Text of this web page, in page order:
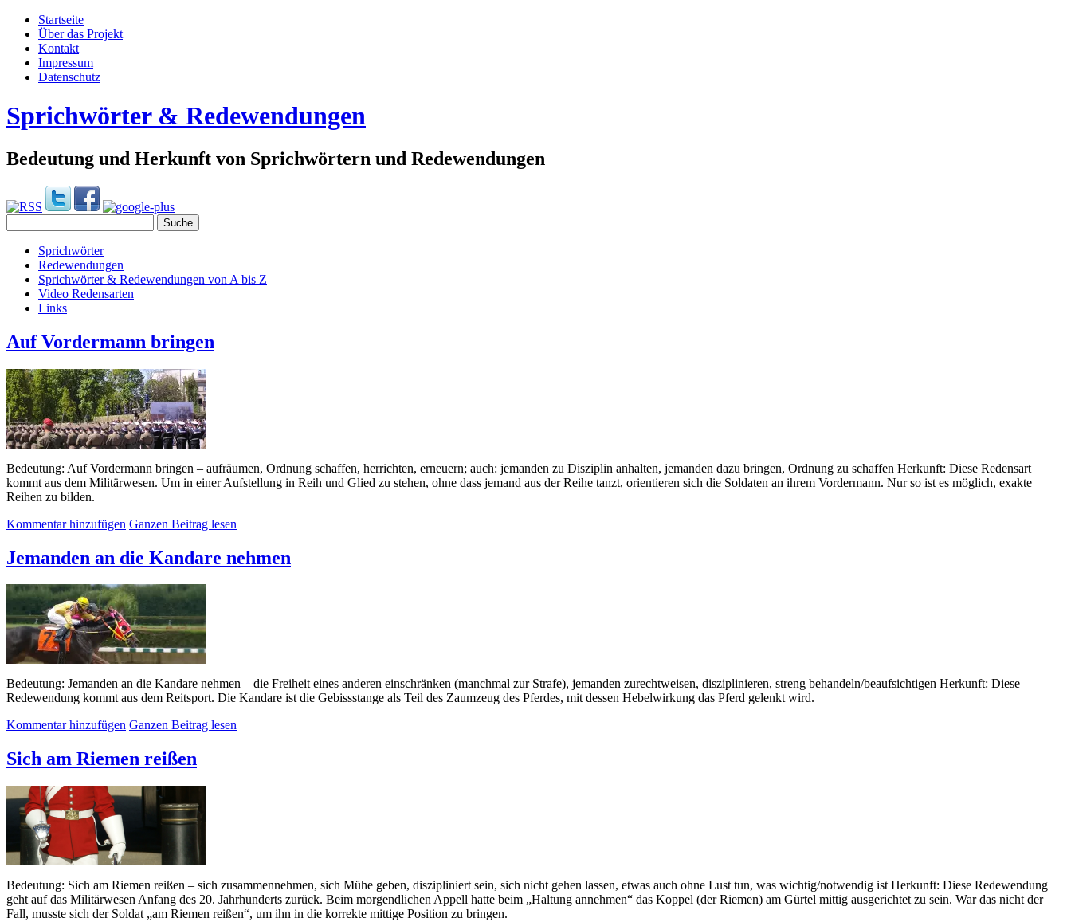
Startseite
Über das Projekt
Kontakt
Impressum
Datenschutz
Sprichwörter & Redewendungen
Bedeutung und Herkunft von Sprichwörtern und Redewendungen
Sprichwörter
Redewendungen
Sprichwörter & Redewendungen von A bis Z
Video Redensarten
Links
Auf Vordermann bringen
Bedeutung: Auf Vordermann bringen – aufräumen, Ordnung schaffen, herrichten, erneuern; auch: jemanden zu Disziplin anhalten, jemanden dazu bringen, Ordnung zu schaffen Herkunft: Diese Redensart
kommt aus dem Militärwesen. Um in einer Aufstellung in Reih und Glied zu stehen, ohne dass jemand aus der Reihe tanzt, orientieren sich die Soldaten an ihrem Vordermann. Nur so ist es möglich, exakte
Reihen zu bilden.
Kommentar hinzufügen Ganzen Beitrag lesen
Jemanden an die Kandare nehmen
Bedeutung: Jemanden an die Kandare nehmen – die Freiheit eines anderen einschränken (manchmal zur Strafe), jemanden zurechtweisen, disziplinieren, streng behandeln/beaufsichtigen Herkunft: Diese
Redewendung kommt aus dem Reitsport. Die Kandare ist die Gebissstange als Teil des Zaumzeug des Pferdes, mit dessen Hebelwirkung das Pferd gelenkt wird.
Kommentar hinzufügen Ganzen Beitrag lesen
Sich am Riemen reißen
Bedeutung: Sich am Riemen reißen – sich zusammennehmen, sich Mühe geben, diszipliniert sein, sich nicht gehen lassen, etwas auch ohne Lust tun, was wichtig/notwendig ist Herkunft: Diese Redewendung
geht auf das Militärwesen Anfang des 20. Jahrhunderts zurück. Beim morgendlichen Appell hatte beim „Haltung annehmen“ das Koppel (der Riemen) am Gürtel mittig ausgerichtet zu sein. War das nicht der
Fall, musste sich der Soldat „am Riemen reißen“, um ihn in die korrekte mittige Position zu bringen.